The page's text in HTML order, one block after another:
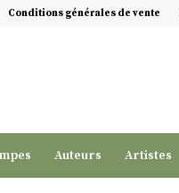
Conditions générales de vente
Auteurs Artistes